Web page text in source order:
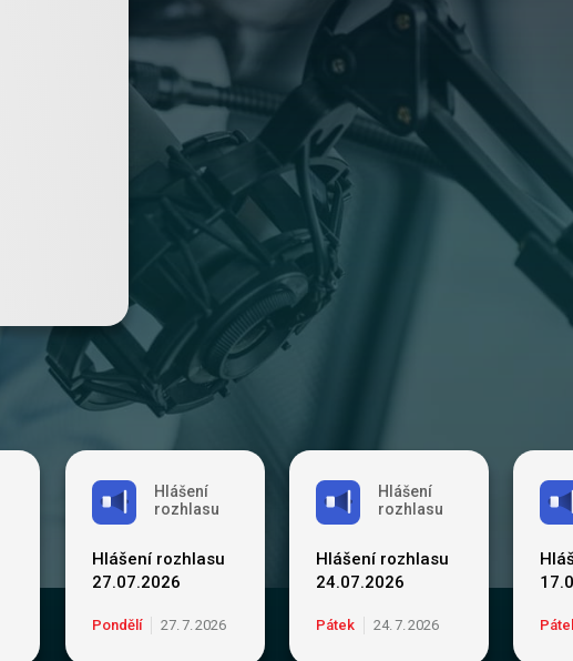
Hlášení
rozhlasu
Hlášení rozhlasu
27.07.2026
Pondělí 27.7.2026
Hlášení
rozhlasu
Hlášení rozhlasu
24.07.2026
Pátek 24.7.2026